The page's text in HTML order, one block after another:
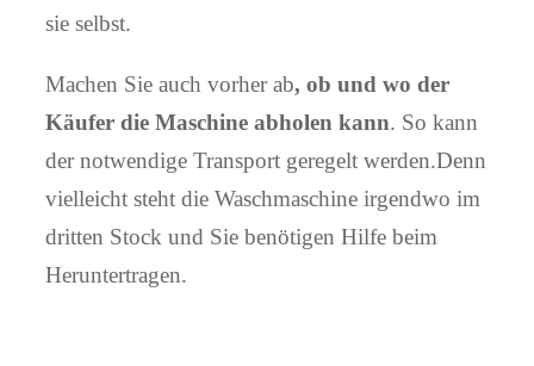
sie selbst.
Machen Sie auch vorher ab, ob und wo der
Käufer die Maschine abholen kann. So kann
der notwendige Transport geregelt werden.Denn
vielleicht steht die Waschmaschine irgendwo im
dritten Stock und Sie benötigen Hilfe beim
Heruntertragen.